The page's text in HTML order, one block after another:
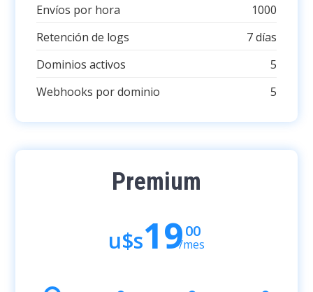
Envíos por hora
1000
Retención de logs
7 días
Dominios activos
5
Webhooks por dominio
5
Premium
u$s1900
/mes